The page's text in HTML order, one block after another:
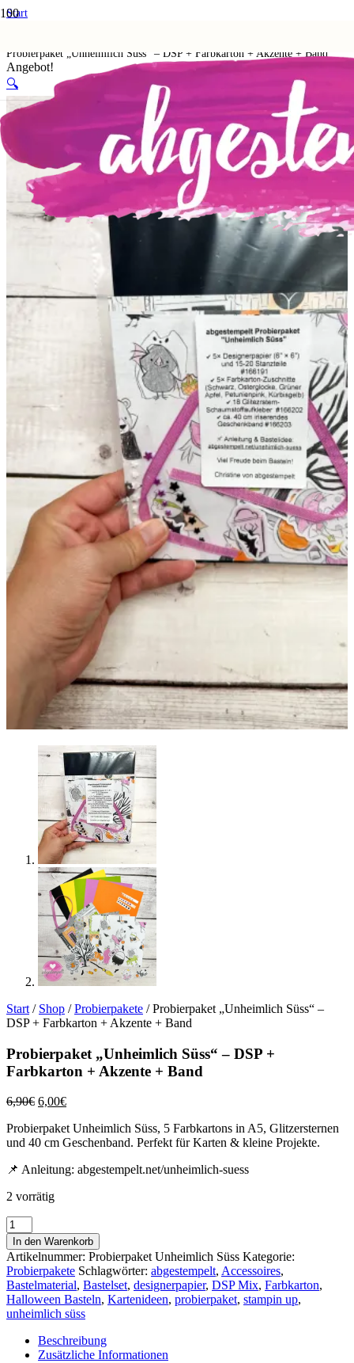
Start
Probierpaket „Unheimlich Süss“ – DSP + Farbkarton + Akzente + Band
Angebot!
🔍
Start / Shop /Probierpakete / Probierpaket „Unheimlich Süss“ –
DSP + Farbkarton + Akzente + Band
Probierpaket „Unheimlich Süss“ – DSP +
Farbkarton + Akzente + Band
6,90€ Ursprünglicher
war:
6,90€
6,00€Aktueller
ist:
6,00€.
Probierpaket Unheimlich Süss, 5 Farbkartons in A5, Glitzersternen
und 40 cm Geschenband. Perfekt für Karten & kleine Projekte.
📌 Anleitung: abgestempelt.net/unheimlich-suess
2 vorrätig
Probierpaket
„Unheimlich
Süss“
–
DSP
+
Farbkarton
+
Akzente
In den Warenkorb
Artikelnummer: Probierpaket Unheimlich Süss Kategorie:
Probierpakete Schlagwörter: abgestempelt, Accessoires,
Bastelmaterial, Bastelset, designerpapier, DSP Mix, Farbkarton,
Halloween Basteln, Kartenideen, probierpaket, stampin up,
unheimlich süss
Beschreibung
Zusätzliche Informationen